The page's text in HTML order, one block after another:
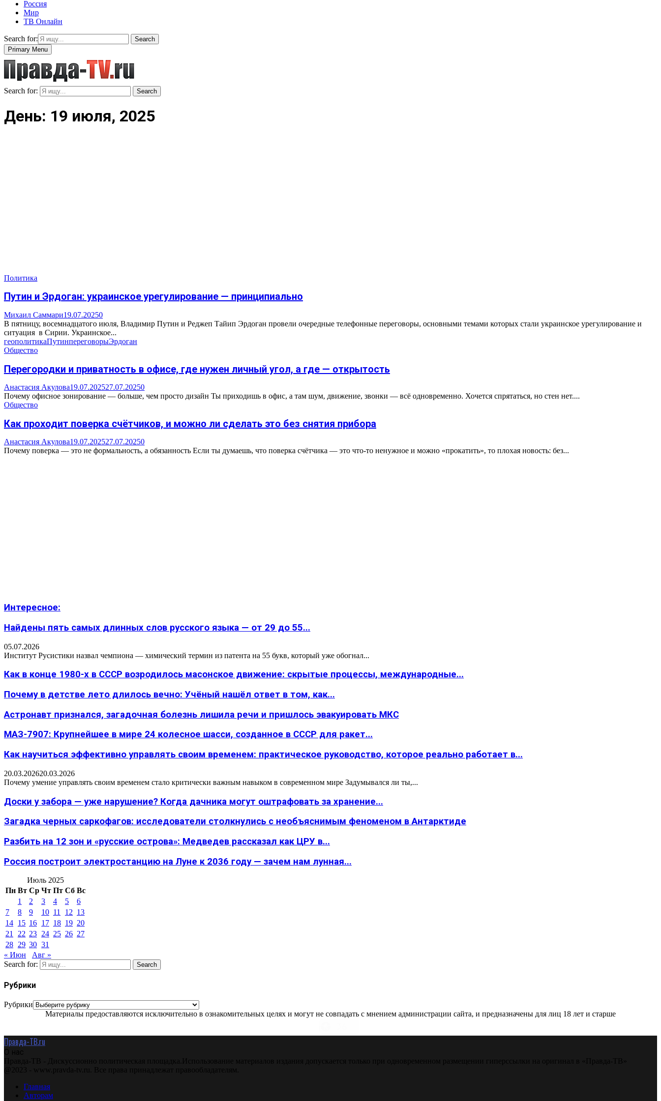
Россия
Мир
ТВ Онлайн
Search for:
Search
Primary Menu
Search for: Search
День: 19 июля, 2025
Политика
Путин и Эрдоган: украинское урегулирование — принципиально
Михаил Саммари19.07.20250
В пятницу, восемнадцатого июля, Владимир Путин и Реджеп Тайип Эрдоган провели очередные телефонные переговоры, основными темами которых стали украинское урегулирование и
ситуация в Сирии. Украинское...
геополитикаПутинпереговорыЭрдоган
Общество
Перегородки и приватность в офисе, где нужен личный угол, а где — открытость
Анастасия Акулова19.07.202527.07.20250
Почему офисное зонирование — больше, чем просто дизайн Ты приходишь в офис, а там шум, движение, звонки — всё одновременно. Хочется спрятаться, но стен нет....
Общество
Как проходит поверка счётчиков, и можно ли сделать это без снятия прибора
Анастасия Акулова19.07.202527.07.20250
Почему поверка — это не формальность, а обязанность Если ты думаешь, что поверка счётчика — это что-то ненужное и можно «прокатить», то плохая новость: без...
Интересное:
Найдены пять самых длинных слов русского языка — от 29 до 55...
05.07.2026
Институт Русистики назвал чемпиона — химический термин из патента на 55 букв, который уже обогнал...
Как в конце 1980-х в СССР возродилось масонское движение: скрытые процессы, международные...
Почему в детстве лето длилось вечно: Учёный нашёл ответ в том, как...
Астронавт признался, загадочная болезнь лишила речи и пришлось эвакуировать МКС
МАЗ-7907: Крупнейшее в мире 24 колесное шасси, созданное в СССР для ракет...
Как научиться эффективно управлять своим временем: практическое руководство, которое реально работает в...
20.03.202620.03.2026
Почему умение управлять своим временем стало критически важным навыком в современном мире Задумывался ли ты,...
Доски у забора — уже нарушение? Когда дачника могут оштрафовать за хранение...
Загадка черных саркофагов: исследователи столкнулись с необъяснимым феноменом в Антарктиде
Разбить на 12 зон и «русские острова»: Медведев рассказал как ЦРУ в...
Россия построит электростанцию на Луне к 2036 году — зачем нам лунная...
Июль 2025
Пн Вт Ср Чт Пт Сб Вс
1
2 3 4 5
6
7
8 9 10 11 12 13
14 15 16 17 18 19 20
21 22 23 24 25 26 27
28 29 30 31
« Июн
Авг »
Search for:
Search
Рубрики
Рубрики
Материалы предоставляются исключительно в ознакомительных целях и могут не совпадать с мнением администрации сайта, и предназначены для лиц 18 лет и старше
Правда-ТВ.ru
О нас
Правда-ТВ - Дискуссионно политическая площадка.Использование материалов издания допускается только при одновременном размещении гиперссылки на оригинал в «Правда-ТВ»
@2023 - www.pravda-tv.ru. Все права принадлежат правообладателям.
Главная
Авторам